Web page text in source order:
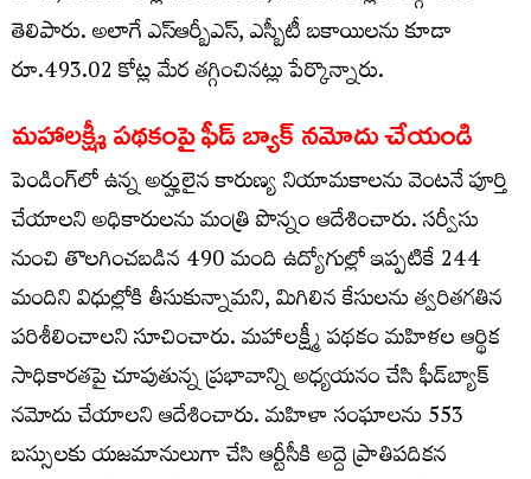
తెలిపారు. అలాగే ఎస్ఆర్బీఎస్, ఎస్బీటీ బకాయిలను కూడా
రూ.493.02 కోట్ల మేర తగ్గించినట్లు పేర్కొన్నారు.
మహాలక్ష్మీ పథకంపై ఫీడ్ బ్యాక్ నమోదు చేయండి
పెండింగ్‌లో ఉన్న అర్హులైన కారుణ్య నియామకాలను వెంటనే పూర్తి
చేయాలని అధికారులను మంత్రి పొన్నం ఆదేశించారు. సర్వీసు
నుంచి తొలగించబడిన 490 మంది ఉద్యోగుల్లో ఇప్పటికే 244
మందిని విధుల్లోకి తీసుకున్నామని, మిగిలిన కేసులను త్వరితగతిన
పరిశీలించాలని సూచించారు. మహాలక్ష్మీ పథకం మహిళల ఆర్థిక
సాధికారతపై చూపుతున్న ప్రభావాన్ని అధ్యయనం చేసి ఫీడ్‌బ్యాక్
నమోదు చేయాలని ఆదేశించారు. మహిళా సంఘాలను 553
బస్సులకు యజమానులుగా చేసి ఆర్టీసీకి అద్దె ప్రాతిపదికన